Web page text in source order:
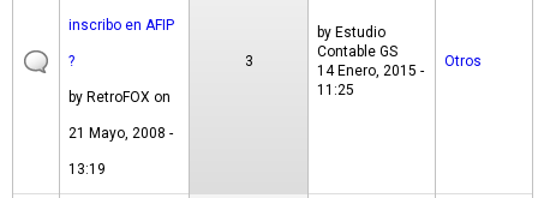
inscribo en AFIP
?
by RetroFOX on
21 Mayo, 2008 -
13:19
3
by Estudio
Contable GS
14 Enero, 2015 -
11:25
Otros